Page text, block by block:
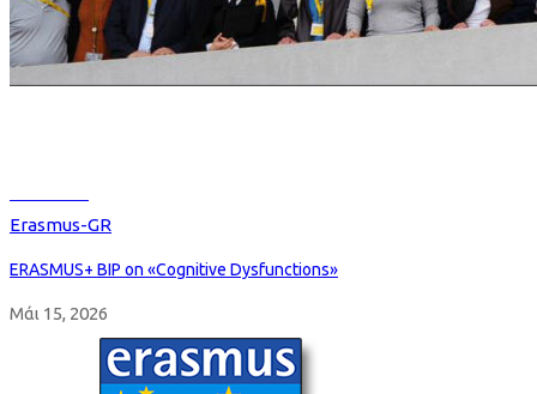
Erasmus-GR
ERASMUS+ BIP on «Cognitive Dysfunctions»
Μάι 15, 2026